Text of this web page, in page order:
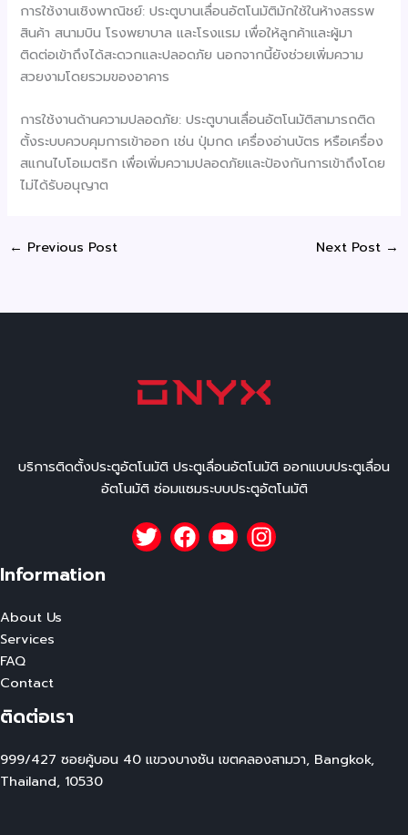
การใช้งานเชิงพาณิชย์: ประตูบานเลื่อนอัตโนมัติมักใช้ในห้างสรรพ
สินค้า สนามบิน โรงพยาบาล และโรงแรม เพื่อให้ลูกค้าและผู้มา
ติดต่อเข้าถึงได้สะดวกและปลอดภัย นอกจากนี้ยังช่วยเพิ่มความ
สวยงามโดยรวมของอาคาร
การใช้งานด้านความปลอดภัย: ประตูบานเลื่อนอัตโนมัติสามารถติด
ตั้งระบบควบคุมการเข้าออก เช่น ปุ่มกด เครื่องอ่านบัตร หรือเครื่อง
สแกนไบโอเมตริก เพื่อเพิ่มความปลอดภัยและป้องกันการเข้าถึงโดย
ไม่ได้รับอนุญาต
← Previous Post Next Post →
บริการติดตั้งประตูอัตโนมัติ ประตูเลื่อนอัตโนมัติ ออกแบบประตูเลื่อน
อัตโนมัติ ซ่อมแซมระบบประตูอัตโนมัติ
Information
About Us
Services
FAQ
Contact
ติดต่อเรา
999/427 ซอยคู้บอน 40 แขวงบางชัน เขตคลองสามวา, Bangkok,
Thailand, 10530